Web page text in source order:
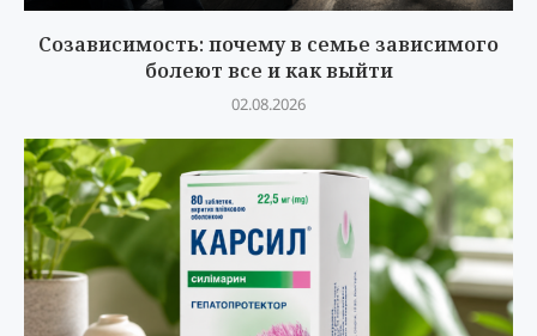
Созависимость: почему в семье зависимого
болеют все и как выйти
02.08.2026